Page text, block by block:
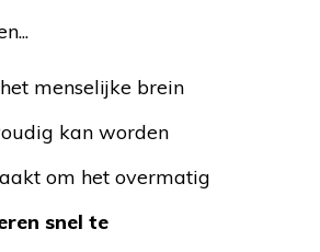
menselijke brein
kan worden
om het overmatig
snel te